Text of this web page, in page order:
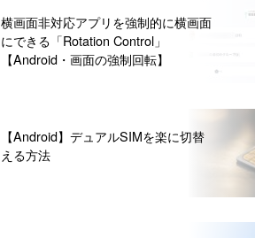
横画面非対応アプリを強制的に横画面
にできる「Rotation Control」
【Android・画面の強制回転】
【Android】デュアルSIMを楽に切替
える方法